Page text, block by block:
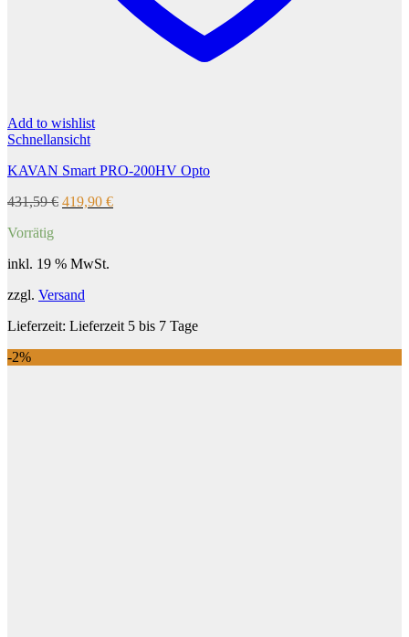
Add to wishlist
Schnellansicht
KAVAN Smart PRO-200HV Opto
431,59€ Ursprünglicher
419,90 €Aktueller
Vorrätig
inkl. 19 % MwSt.
zzgl. Versand
Lieferzeit: Lieferzeit 5 bis 7 Tage
-2%